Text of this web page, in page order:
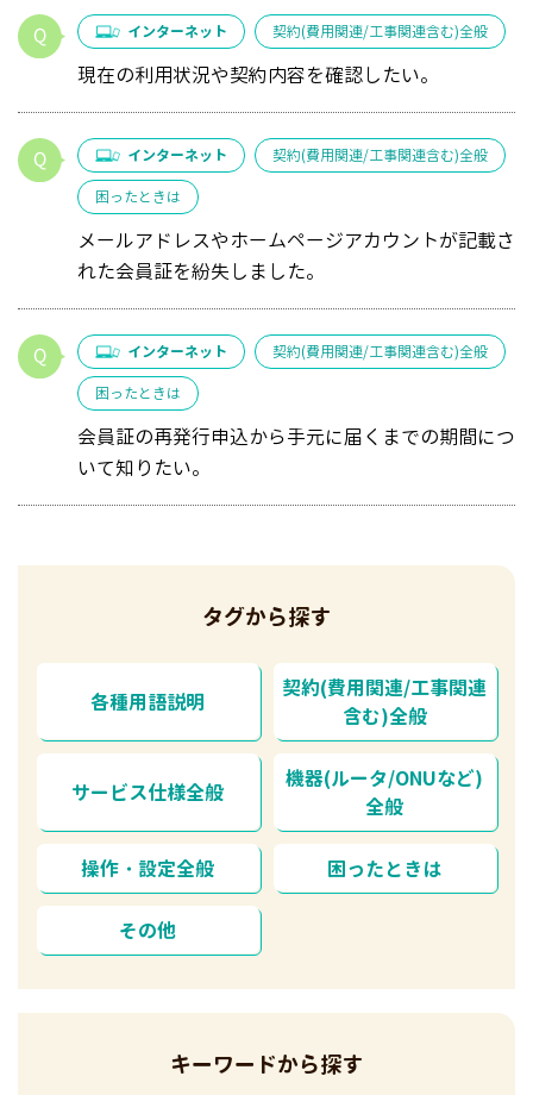
インターネット 契約(費用関連/工事関連含む)全般
現在の利用状況や契約内容を確認したい。
インターネット 契約(費用関連/工事関連含む)全般
困ったときは
メールアドレスやホームページアカウントが記載さ
れた会員証を紛失しました。
インターネット 契約(費用関連/工事関連含む)全般
困ったときは
会員証の再発行申込から手元に届くまでの期間につ
いて知りたい。
タグから探す
各種用語説明
契約(費用関連/工事関連
含む)全般
サービス仕様全般
機器(ルータ/ONUなど)
全般
操作・設定全般 困ったときは
その他
キーワードから探す